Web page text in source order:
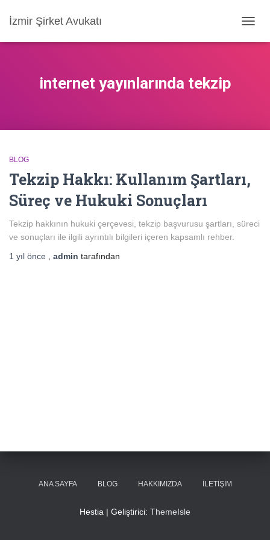
İzmir Şirket Avukatı
AÇ/
internet yayınlarında tekzip
BLOG
Tekzip Hakkı: Kullanım Şartları,
Süreç ve Hukuki Sonuçları
Tekzip hakkının hukuki çerçevesi, tekzip başvurusu şartları, süreci
ve sonuçları ile ilgili ayrıntılı bilgileri içeren kapsamlı rehber.
1 yıl önce admin tarafından
ANA SAYFA BLOG HAKKIMIZDA İLETIŞIM
Hestia | Geliştirici: ThemeIsle